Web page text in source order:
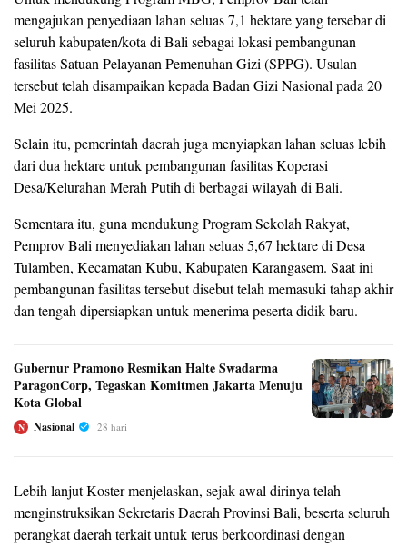
mengajukan penyediaan lahan seluas 7,1 hektare yang tersebar di
seluruh kabupaten/kota di Bali sebagai lokasi pembangunan
fasilitas Satuan Pelayanan Pemenuhan Gizi (SPPG). Usulan
tersebut telah disampaikan kepada Badan Gizi Nasional pada 20
Mei 2025.
Selain itu, pemerintah daerah juga menyiapkan lahan seluas lebih
dari dua hektare untuk pembangunan fasilitas Koperasi
Desa/Kelurahan Merah Putih di berbagai wilayah di Bali.
Sementara itu, guna mendukung Program Sekolah Rakyat,
Pemprov Bali menyediakan lahan seluas 5,67 hektare di Desa
Tulamben, Kecamatan Kubu, Kabupaten Karangasem. Saat ini
pembangunan fasilitas tersebut disebut telah memasuki tahap akhir
dan tengah dipersiapkan untuk menerima peserta didik baru.
Gubernur Pramono Resmikan Halte Swadarma
ParagonCorp, Tegaskan Komitmen Jakarta Menuju
Kota Global
N Nasional 28 hari
Lebih lanjut Koster menjelaskan, sejak awal dirinya telah
menginstruksikan Sekretaris Daerah Provinsi Bali, beserta seluruh
perangkat daerah terkait untuk terus berkoordinasi dengan